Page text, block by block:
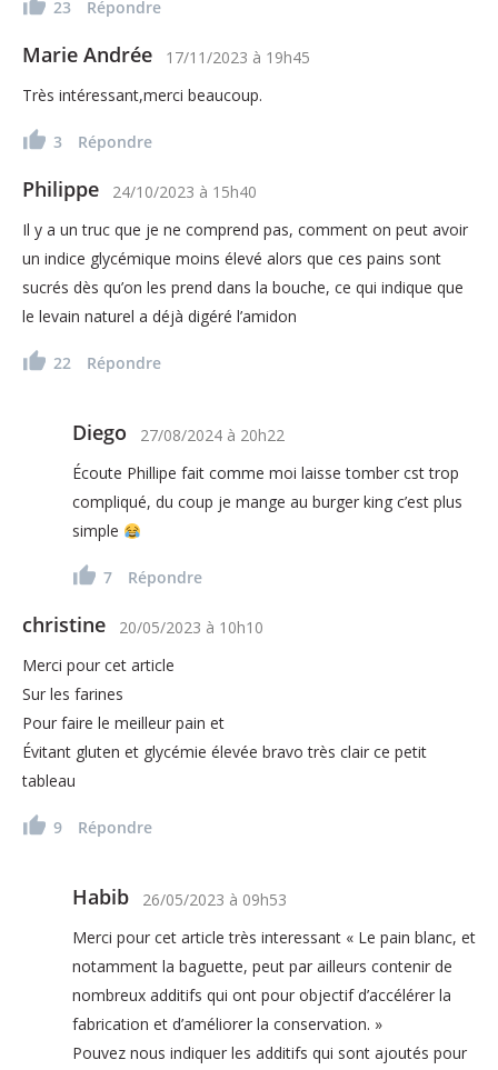
23 Répondre
Marie Andrée 17/11/2023 à 19h45
Très intéressant,merci beaucoup.
3 Répondre
Philippe 24/10/2023 à 15h40
Il y a un truc que je ne comprend pas, comment on peut avoir
un indice glycémique moins élevé alors que ces pains sont
sucrés dès qu’on les prend dans la bouche, ce qui indique que
le levain naturel a déjà digéré l’amidon
22 Répondre
Diego 27/08/2024 à 20h22
Écoute Phillipe fait comme moi laisse tomber cst trop
compliqué, du coup je mange au burger king c’est plus
simple
7 Répondre
christine 20/05/2023 à 10h10
Merci pour cet article
Sur les farines
Pour faire le meilleur pain et
Évitant gluten et glycémie élevée bravo très clair ce petit
tableau
9 Répondre
Habib 26/05/2023 à 09h53
Merci pour cet article très interessant « Le pain blanc, et
notamment la baguette, peut par ailleurs contenir de
nombreux additifs qui ont pour objectif d’accélérer la
fabrication et d’améliorer la conservation. »
Pouvez nous indiquer les additifs qui sont ajoutés pour